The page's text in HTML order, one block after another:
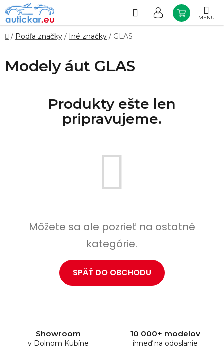
Prejsť
na
obsah
Hľadať
KOŠÍK
Domov
/ Podľa značky / Iné značky / GLAS
Modely áut GLAS
Produkty ešte len
pripravujeme.
Môžete sa ale pozrieť na ostatné
kategórie.
SPÄŤ DO OBCHODU
Showroom
v Dolnom Kubíne
10 000+ modelov
ihneď na odoslanie